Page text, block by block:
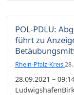
POL-PDLU:
führt zu
Rhein-Pfalz-Kreis
28.09.2021 –